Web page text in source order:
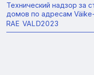
Технический надзор за
домов по адресам
RAE VALD2023